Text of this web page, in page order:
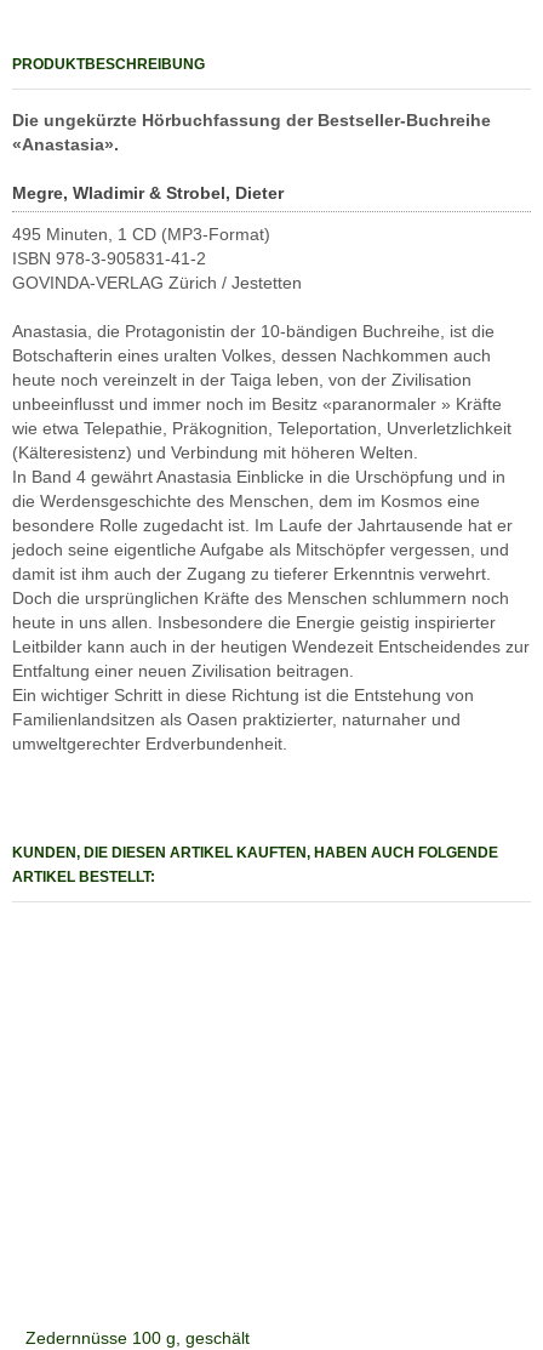
PRODUKTBESCHREIBUNG
Die ungekürzte Hörbuchfassung der Bestseller-Buchreihe
«Anastasia».
Megre, Wladimir & Strobel, Dieter
495 Minuten, 1 CD (MP3-Format)
ISBN 978-3-905831-41-2
GOVINDA-VERLAG Zürich / Jestetten
Anastasia, die Protagonistin der 10-bändigen Buchreihe, ist die
Botschafterin eines uralten Volkes, dessen Nachkommen auch
heute noch vereinzelt in der Taiga leben, von der Zivilisation
unbeeinflusst und immer noch im Besitz «paranormaler » Kräfte
wie etwa Telepathie, Präkognition, Teleportation, Unverletzlichkeit
(Kälteresistenz) und Verbindung mit höheren Welten.
In Band 4 gewährt Anastasia Einblicke in die Urschöpfung und in
die Werdensgeschichte des Menschen, dem im Kosmos eine
besondere Rolle zugedacht ist. Im Laufe der Jahrtausende hat er
jedoch seine eigentliche Aufgabe als Mitschöpfer vergessen, und
damit ist ihm auch der Zugang zu tieferer Erkenntnis verwehrt.
Doch die ursprünglichen Kräfte des Menschen schlummern noch
heute in uns allen. Insbesondere die Energie geistig inspirierter
Leitbilder kann auch in der heutigen Wendezeit Entscheidendes zur
Entfaltung einer neuen Zivilisation beitragen.
Ein wichtiger Schritt in diese Richtung ist die Entstehung von
Familienlandsitzen als Oasen praktizierter, naturnaher und
umweltgerechter Erdverbundenheit.
KUNDEN, DIE DIESEN ARTIKEL KAUFTEN, HABEN AUCH FOLGENDE
ARTIKEL BESTELLT:
Zedernnüsse 100 g, geschält